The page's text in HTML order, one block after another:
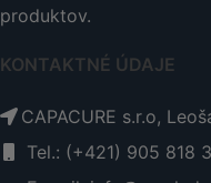
produktov.
KONTAKTNÉ ÚDAJE
CAPACURE s.r.o,
Tel.: (+421) 905 818